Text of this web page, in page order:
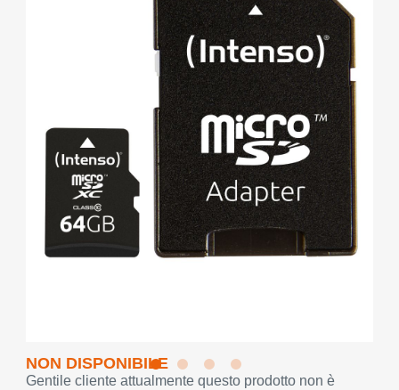
NON DISPONIBILE
Gentile cliente attualmente questo prodotto non è